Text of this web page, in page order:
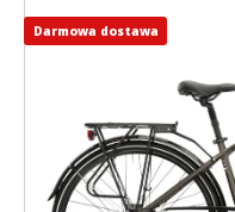
Darmowa dostawa